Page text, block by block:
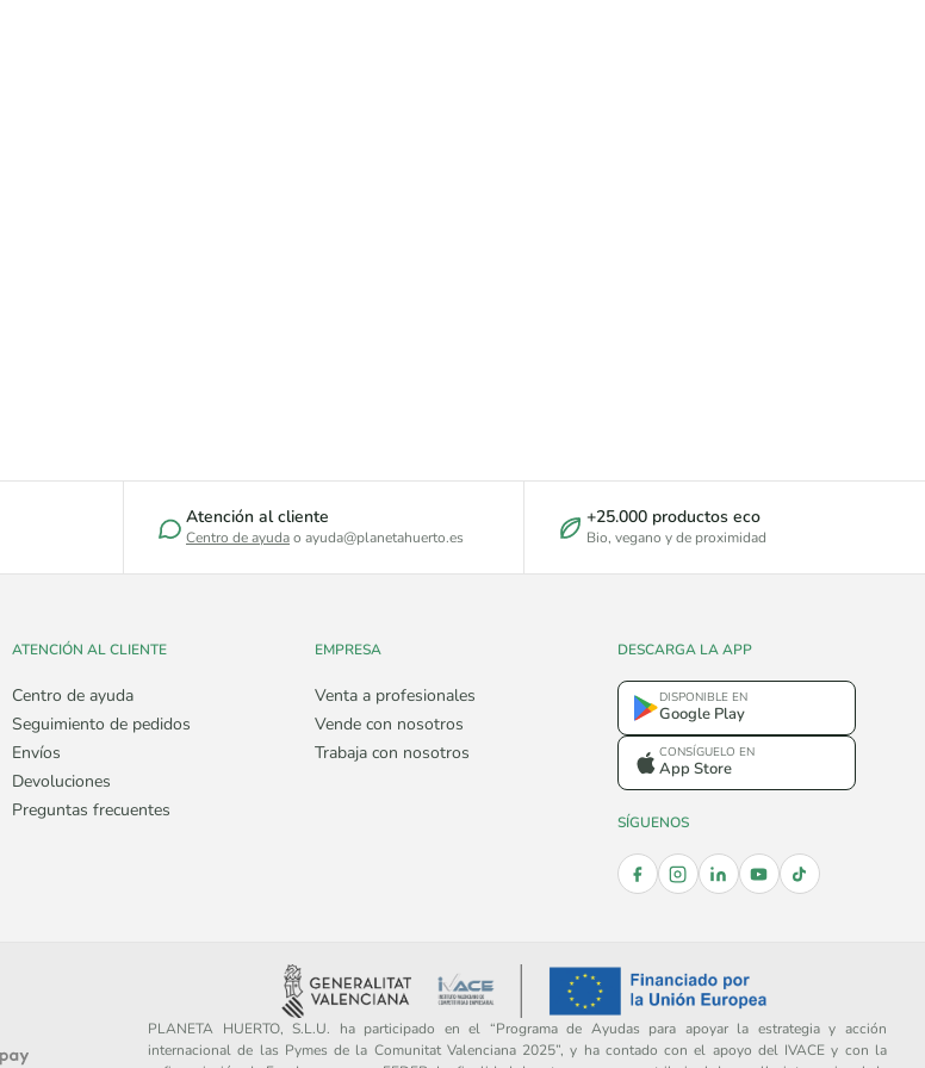
Atención al cliente
Centro de ayudao ayuda@planetahuerto.es
+25.000 productos eco
Bio, vegano y de proximidad
ATENCIÓN AL CLIENTE
Centro de ayuda
Seguimiento de pedidos
Envíos
Devoluciones
Preguntas frecuentes
EMPRESA
Venta a profesionales
Vende con nosotros
Trabaja con nosotros
DESCARGA LA APP
DISPONIBLE EN
Google Play
CONSÍGUELO EN
App Store
SÍGUENOS
PLANETA HUERTO, S.L.U. ha participado en el “Programa de Ayudas para apoyar la estrategia y acción
internacional de las Pymes de la Comunitat Valenciana 2025”, y ha contado con el apoyo del IVACE y con la